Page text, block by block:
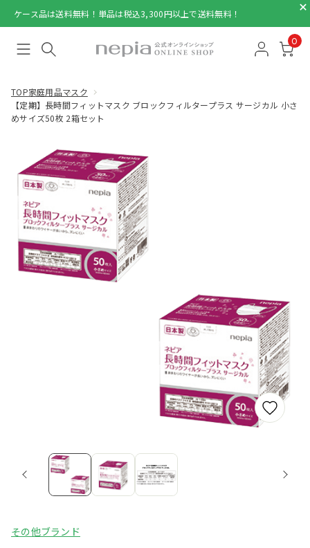
ケース品は送料無料！単品は税込3,300円以上で送料無料！
0
TOP家庭用品マスク
【定期】長時間フィットマスク ブロックフィルタープラス サージカル 小さ
めサイズ50枚 2箱セット
その他ブランド